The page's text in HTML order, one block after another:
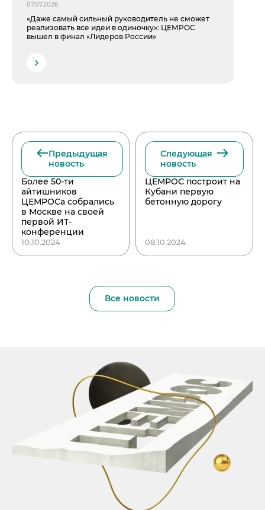
07.07.2026
«Даже самый сильный руководитель не сможет
реализовать все идеи в одиночку»: ЦЕМРОС
вышел в финал «Лидеров России»
Предыдущая
новость
Более 50-ти
айтишников
ЦЕМРОСа собрались
в Москве на своей
первой ИТ-
конференции
10.10.2024
Следующая
новость
ЦЕМРОС построит на
Кубани первую
бетонную дорогу
08.10.2024
Все новости